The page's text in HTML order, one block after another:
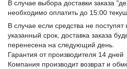
В случае выбора доставки заказа
необходимо оплатить до 15:00
В случае если средства не
указанный срок, доставка заказа
перенесена на следующий день.
Гарантия от производителя 14 дней
Компания производит возврат и